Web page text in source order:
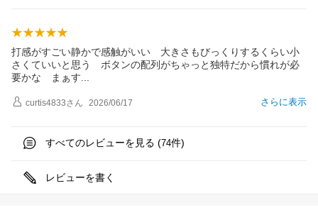
打感がすごい静かで感触がいい 大きさもびっくりするくらい小
さくていいと思う ボタンの配列がちゃっと独特だから慣れが必
要かな まぁす
さらに表示
curtis4833さん 2026/06/17
すべてのレビューを見る (74件)
レビューを書く